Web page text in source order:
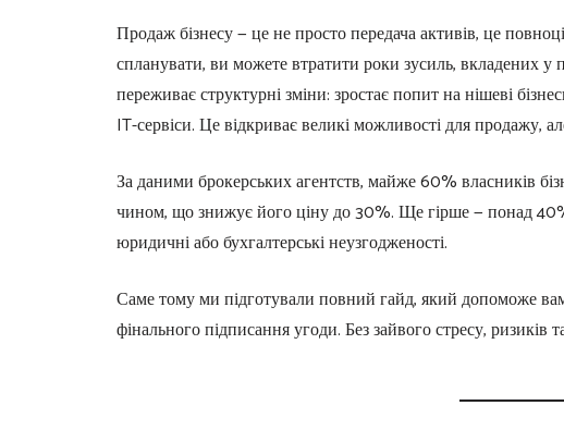
Продаж бізнесу — це не просто передача активів, це
спланувати, ви можете втратити роки зусиль, вкладених у
переживає структурні зміни: зростає попит на нішеві
IT-сервіси. Це відкриває великі можливості для продажу,
За даними брокерських агентств, майже 60% власників
чином, що знижує його ціну до 30%. Ще гірше — понад
юридичні або бухгалтерські неузгодженості.
Саме тому ми підготували повний гайд, який допоможе
фінального підписання угоди. Без зайвого стресу, ризиків